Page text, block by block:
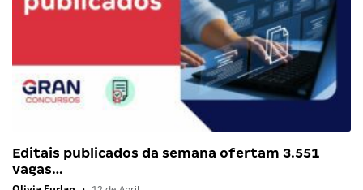
Editais publicados da semana ofertam 3.551
vagas…